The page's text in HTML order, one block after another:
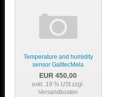
Temperature and humidity
sensor GalltecMela
EUR 450,00
exkl. 19 % UStzzgl.
Versandkosten